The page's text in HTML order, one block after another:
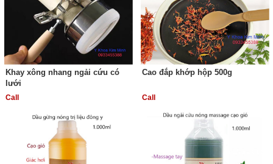
Khay xông nhang ngải cứu có
lưới
Call
Cao đắp khớp hộp 500g
Call